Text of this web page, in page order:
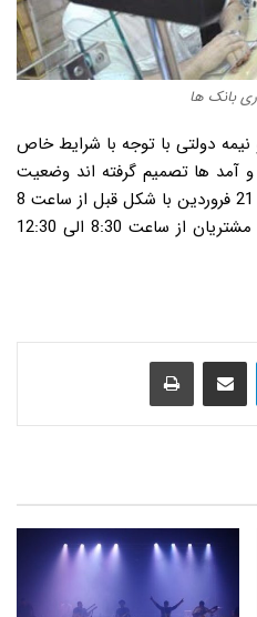
بانک ها
دولتی با توجه با شرایط خاص
آمد ها تصمیم گرفته اند وضعیت
ساعات کاری بانک ها را حداقل تا 21 فروردین با شکل قبل از ساعت 8
صبح الی 13 برای کارکنان و برای مشتریان از ساعت 8:30 الی 12:30